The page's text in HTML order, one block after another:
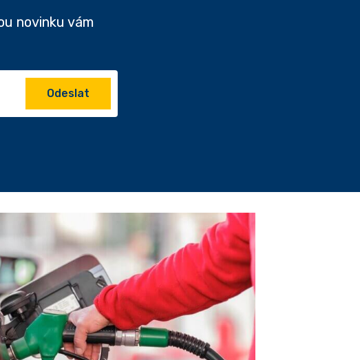
novinku vám
Odeslat